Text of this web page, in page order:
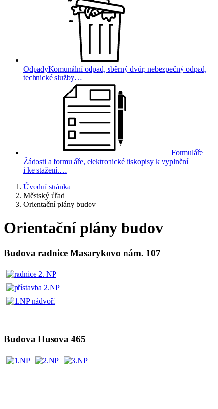
OdpadyKomunální odpad, sběrný dvůr, nebezpečný odpad,
technické služby…
Formuláře
Žádosti a formuláře, elektronické tiskopisy k vyplnění
i ke stažení.…
Úvodní stránka
Městský úřad
Orientační plány budov
Orientační plány budov
Budova radnice Masarykovo nám. 107
Budova Husova 465